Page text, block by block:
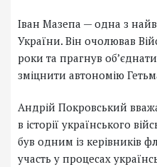
Іван Мазепа — одна з
України. Він очолював
роки та прагнув
зміцнити автономію
Андрій Покровський
в історії українського
був одним із керівників
участь у процесах